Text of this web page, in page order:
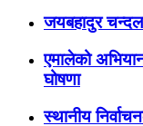
जयबहादुर
एमालेको
घोषणा
स्थानीय